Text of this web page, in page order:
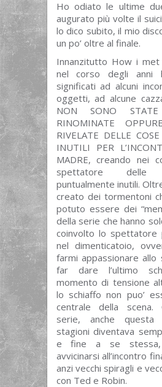
Ho odiato le ultime
augurato più volte il
lo dico subito, il mio
un po’ oltre al finale.
Innanzitutto How i
nel corso degli anni
significati ad alcuni
oggetti, ad alcune
NON SONO
RINOMINATE
RIVELATE DELLE
INUTILI PER
MADRE, creando nei
spettatore delle
puntualmente inutili.
creato dei tormentoni
potuto essere dei
della serie che hanno
coinvolto lo spettatore
nel dimenticatoio,
farmi appassionare
far dare l’ultimo
momento di tensione
lo schiaffo non puo’
centrale della scena.
serie, anche questa
stagioni diventava
e fine a se stessa,
avvicinarsi all’incontro
anzi vecchi spiragli e
con Ted e Robin.